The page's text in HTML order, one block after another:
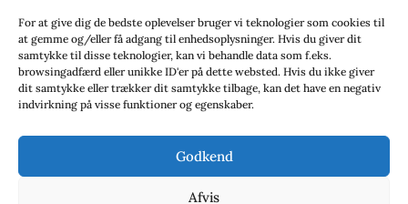
For at give dig de bedste oplevelser bruger vi teknologier som cookies til
at gemme og/eller få adgang til enhedsoplysninger. Hvis du giver dit
samtykke til disse teknologier, kan vi behandle data som f.eks.
browsingadfærd eller unikke ID'er på dette websted. Hvis du ikke giver
dit samtykke eller trækker dit samtykke tilbage, kan det have en negativ
indvirkning på visse funktioner og egenskaber.
Godkend
Afvis
Association (TA)
Sverige: Översättarsektionen (Ö.)
Sverige: Översättarcentrum (ÖC)
deutschsprachiger Übersetzer (VdÜ)